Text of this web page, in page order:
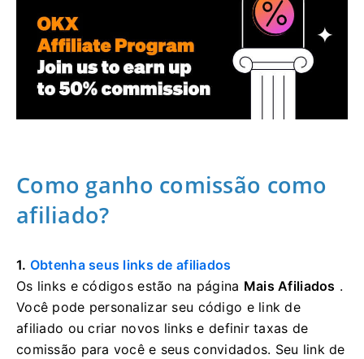
Como ganho comissão como
afiliado?
1. Obtenha seus links de afiliados
Os links e códigos estão na página Mais Afiliados .
Você pode personalizar seu código e link de
afiliado ou criar novos links e definir taxas de
comissão para você e seus convidados. Seu link de